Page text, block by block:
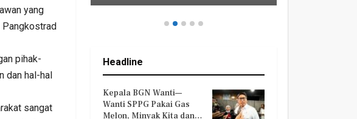
yang
Pangkostrad
pihak-
dan hal-hal
sangat
Headline
Kepala BGN Wanti—
Wanti SPPG Pakai Gas
Melon, Minyak Kita dan…